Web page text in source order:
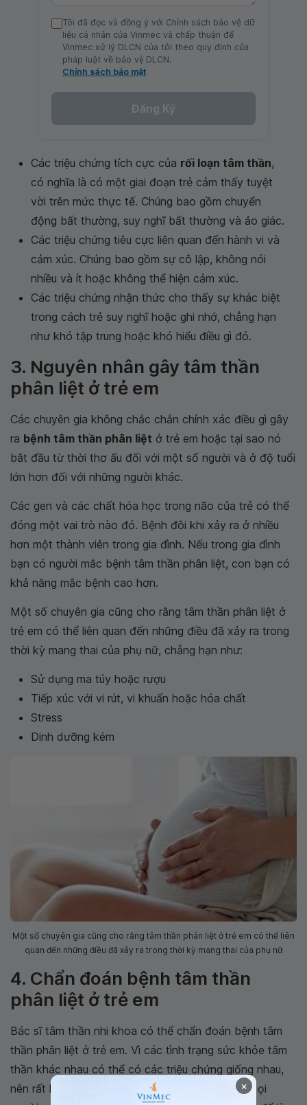
Tôi đã đọc và đồng ý với Chính sách bảo vệ dữ
liệu cá nhân của Vinmec và chấp thuận để
Vinmec xử lý DLCN của tôi theo quy định của
pháp luật về bảo vệ DLCN.
Chính sách bảo mật
Đăng Ký
Các triệu chứng tích cực của rối loạn tâm thần,
có nghĩa là có một giai đoạn trẻ cảm thấy tuyệt
vời trên mức thực tế. Chúng bao gồm chuyển
động bất thường, suy nghĩ bất thường và ảo giác.
Các triệu chứng tiêu cực liên quan đến hành vi và
cảm xúc. Chúng bao gồm sự cô lập, không nói
nhiều và ít hoặc không thể hiện cảm xúc.
Các triệu chứng nhận thức cho thấy sự khác biệt
trong cách trẻ suy nghĩ hoặc ghi nhớ, chẳng hạn
như khó tập trung hoặc khó hiểu điều gì đó.
3. Nguyên nhân gây tâm thần
phân liệt ở trẻ em
Các chuyên gia không chắc chắn chính xác điều gì gây
ra bệnh tâm thần phân liệt ở trẻ em hoặc tại sao nó
bắt đầu từ thời thơ ấu đối với một số người và ở độ tuổi
lớn hơn đối với những người khác.
Các gen và các chất hóa học trong não của trẻ có thể
đóng một vai trò nào đó. Bệnh đôi khi xảy ra ở nhiều
hơn một thành viên trong gia đình. Nếu trong gia đình
bạn có người mắc bệnh tâm thần phân liệt, con bạn có
khả năng mắc bệnh cao hơn.
Một số chuyên gia cũng cho rằng tâm thần phân liệt ở
trẻ em có thể liên quan đến những điều đã xảy ra trong
thời kỳ mang thai của phụ nữ, chẳng hạn như:
Sử dụng ma túy hoặc rượu
Tiếp xúc với vi rút, vi khuẩn hoặc hóa chất
Stress
Dinh dưỡng kém
Một số chuyên gia cũng cho rằng tâm thần phân liệt ở trẻ em có thể liên
quan đến những điều đã xảy ra trong thời kỳ mang thai của phụ nữ
4. Chẩn đoán bệnh tâm thần
phân liệt ở trẻ em
Bác sĩ tâm thần nhi khoa có thể chẩn đoán bệnh tâm
thần phân liệt ở trẻ em. Vì các tình trạng sức khỏe tâm
thần khác nhau có thể có các triệu chứng giống nhau,
nên rất khó để có được chẩn đoán chính xác. Mọi
×